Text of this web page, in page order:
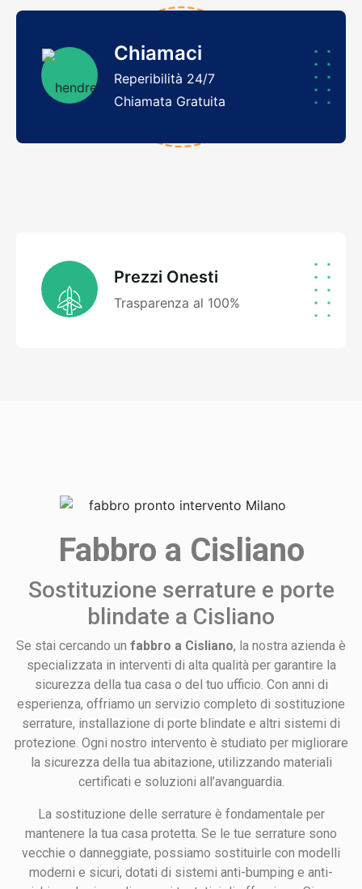
Chiamaci
Reperibilità 24/7
Chiamata Gratuita
Prezzi Onesti
Trasparenza al 100%
Fabbro a Cisliano
Sostituzione serrature e porte
blindate a Cisliano
Se stai cercando un fabbro a Cisliano, la nostra azienda è
specializzata in interventi di alta qualità per garantire la
sicurezza della tua casa o del tuo ufficio. Con anni di
esperienza, offriamo un servizio completo di sostituzione
serrature, installazione di porte blindate e altri sistemi di
protezione. Ogni nostro intervento è studiato per migliorare
la sicurezza della tua abitazione, utilizzando materiali
certificati e soluzioni all’avanguardia.
La sostituzione delle serrature è fondamentale per
mantenere la tua casa protetta. Se le tue serrature sono
vecchie o danneggiate, possiamo sostituirle con modelli
moderni e sicuri, dotati di sistemi anti-bumping e anti-